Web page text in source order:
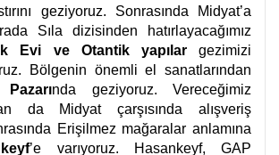
geziyoruz. Sonrasında Midyat’a
Sıla dizisinden hatırlayacağımız
Evi ve Otantik yapılar gezimizi
Bölgenin önemli el sanatlarından
nda geziyoruz. Vereceğimiz
da Midyat çarşısında alışveriş
Erişilmez mağaralar anlamına
’e varıyoruz. Hasankeyf, GAP